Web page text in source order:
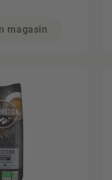
magasin